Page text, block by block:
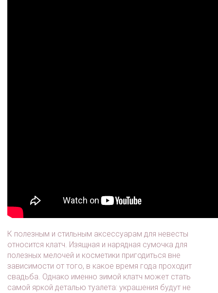
К полезным и стильным аксессуарам для невесты
относится клатч. Изящная и нарядная сумочка для
полезных мелочей и косметики пригодиться вне
зависимости от того, в какое время года проходит
свадьба. Однако именно зимой клатч может стать
самой яркой деталью туалета: украшения будут не